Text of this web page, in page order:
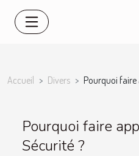
Accueil Divers Pourquoi faire
Pourquoi faire
Sécurité ?